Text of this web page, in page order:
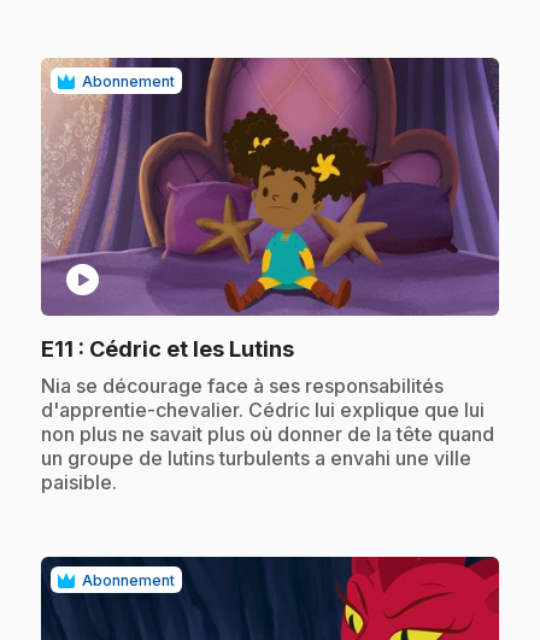
Abonnement
play_circle
E11 : Cédric et les Lutins.
.Nia se décourage face à ses responsabilités
d'apprentie-chevalier. Cédric lui explique que lui
non plus ne savait plus où donner de la tête quand
un groupe de lutins turbulents a envahi une ville
paisible.
Abonnement